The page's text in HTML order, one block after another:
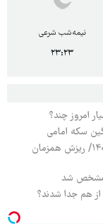
نیمه‌شب شرعی
۲۳:۲۳
قیمت محصولات ایران خودرو چهارشنبه ۱۴ مرداد ۱۴۰۵/ ریزش همزمان
مشخص شد
از هم جدا شدند؟